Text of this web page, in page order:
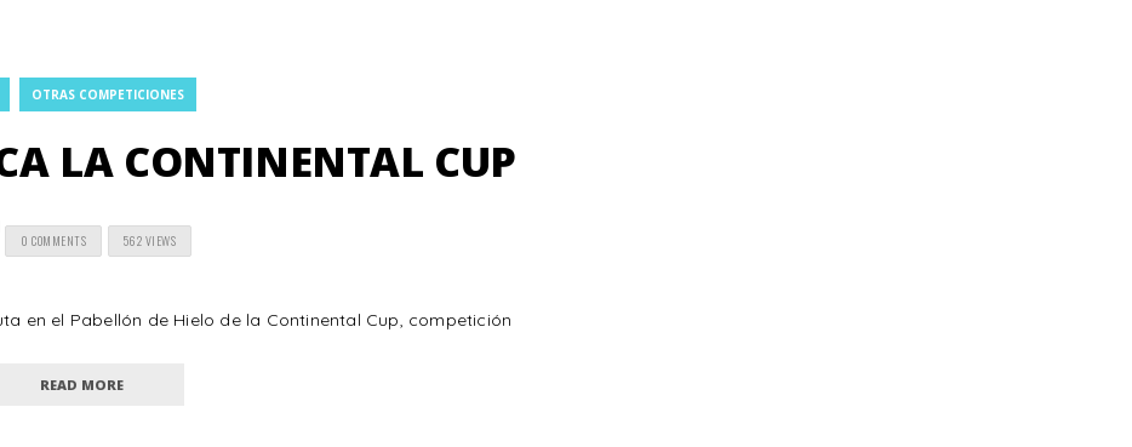
OTRAS COMPETICIONES
LA CONTINENTAL CUP
0 COMMENTS 562 VIEWS
en el Pabellón de Hielo de la Continental Cup, competición
READ MORE